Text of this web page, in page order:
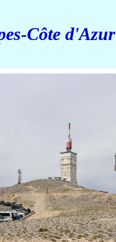
Côte d'Azur